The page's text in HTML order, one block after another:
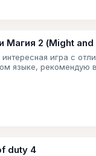
Магия 2 (Might and
интересная игра с
языке, рекомендую
duty 4